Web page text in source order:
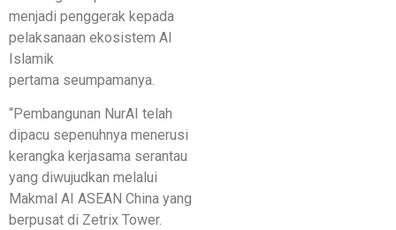
menjadi penggerak kepada
pelaksanaan ekosistem AI
Islamik
pertama seumpamanya.
“Pembangunan NurAI telah
dipacu sepenuhnya menerusi
kerangka kerjasama serantau
yang diwujudkan melalui
Makmal AI ASEAN China yang
berpusat di Zetrix Tower.